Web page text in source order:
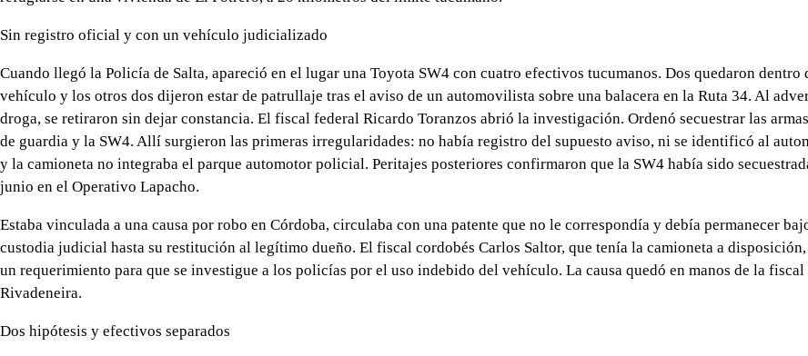
Sin registro oficial y con un vehículo judicializado
Cuando llegó la Policía de Salta, apareció en el lugar una Toyota SW4 con cuatro efectivos tucumanos. Dos quedaron dentro
vehículo y los otros dos dijeron estar de patrullaje tras el aviso de un automovilista sobre una balacera en la Ruta 34. Al
droga, se retiraron sin dejar constancia. El fiscal federal Ricardo Toranzos abrió la investigación. Ordenó secuestrar las
de guardia y la SW4. Allí surgieron las primeras irregularidades: no había registro del supuesto aviso, ni se identificó al
y la camioneta no integraba el parque automotor policial. Peritajes posteriores confirmaron que la SW4 había sido
junio en el Operativo Lapacho.
Estaba vinculada a una causa por robo en Córdoba, circulaba con una patente que no le correspondía y debía permanecer
custodia judicial hasta su restitución al legítimo dueño. El fiscal cordobés Carlos Saltor, que tenía la camioneta a disposición,
un requerimiento para que se investigue a los policías por el uso indebido del vehículo. La causa quedó en manos de la
Rivadeneira.
Dos hipótesis y efectivos separados